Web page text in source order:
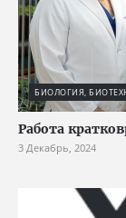
БИОЛОГИЯ,
Работа
3 Декабрь, 2024